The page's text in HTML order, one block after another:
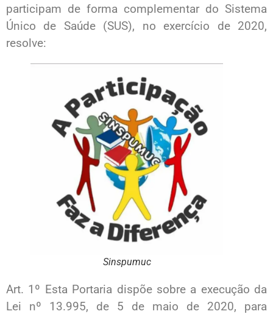
participam de forma complementar do Sistema
Único de Saúde (SUS), no exercício de 2020,
resolve:
Sinspumuc
Art. 1º Esta Portaria dispõe sobre a execução da
Lei nº 13.995, de 5 de maio de 2020, para